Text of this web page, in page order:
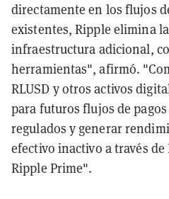
directamente en los flujos
existentes, Ripple elimina
infraestructura adicional,
herramientas", afirmó.
RLUSD y otros activos
para futuros flujos de
regulados y generar
efectivo inactivo a través de
Ripple Prime".